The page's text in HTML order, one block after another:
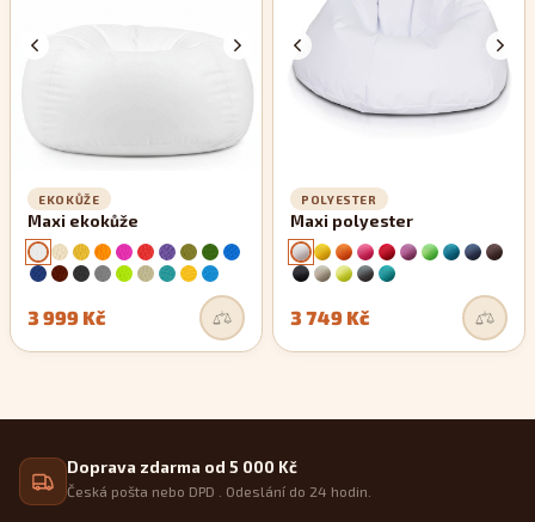
EKOKŮŽE
Maxi ekokůže
3 999 Kč
POLYESTER
Maxi polyester
3 749 Kč
Doprava zdarma od 5 000 Kč
Česká pošta nebo DPD . Odeslání do 24 hodin.